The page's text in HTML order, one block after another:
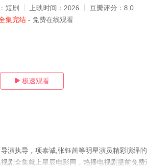
短剧 上映时间： 2026 豆瓣评分： 8.0
集完结 - 免费在线观看
 极速观看
演执导，项泰诚,张钰茜等明星演员精彩演绎
剧全集就上星辰电影网，热播电视剧提前免